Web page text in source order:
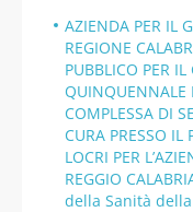
AZIENDA PER IL
REGIONE
PUBBLICO PER
QUINQUENNALE
COMPLESSA DI
CURA PRESSO IL
LOCRI PER
REGGIO
della Sanità